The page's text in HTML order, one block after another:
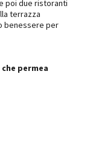
poi due ristoranti
terrazza
benessere per
permea